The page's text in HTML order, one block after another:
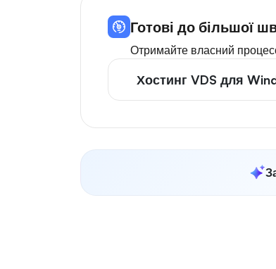
Готові до більшої
Отримайте власний
Хостинг VDS для